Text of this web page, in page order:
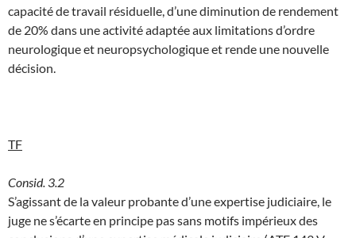
capacité de travail résiduelle, d’une diminution de rendement
de 20% dans une activité adaptée aux limitations d’ordre
neurologique et neuropsychologique et rende une nouvelle
décision.
TF
Consid. 3.2
S’agissant de la valeur probante d’une expertise judiciaire, le
juge ne s’écarte en principe pas sans motifs impérieux des